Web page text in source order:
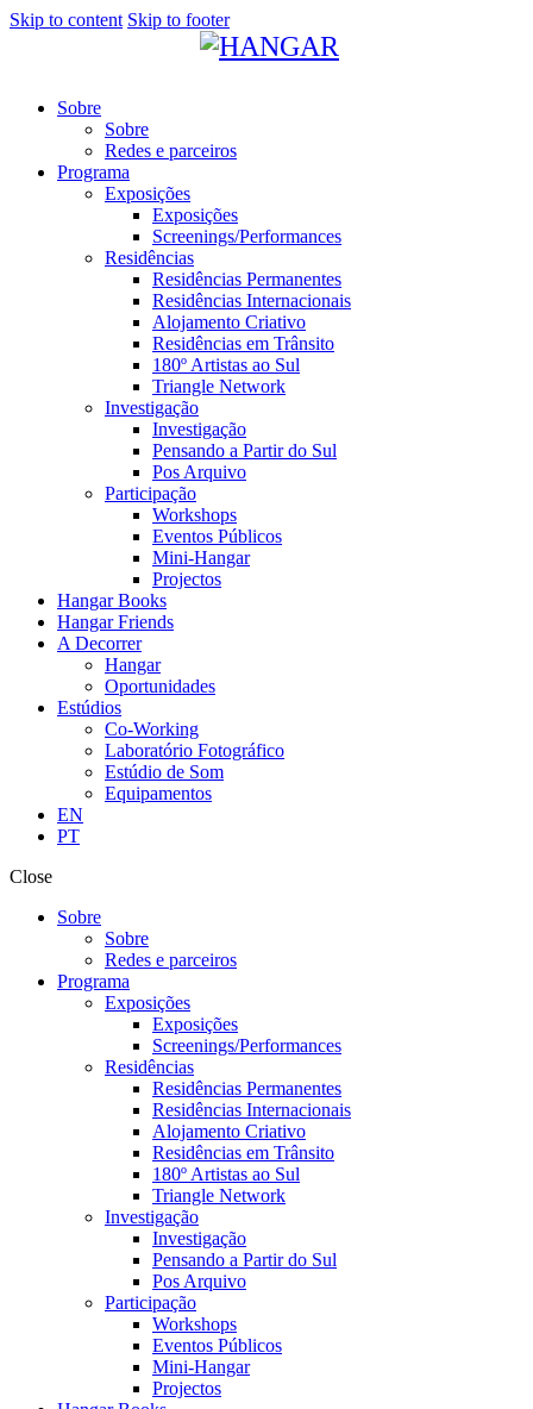
Skip to content Skip to footer
Sobre
Sobre
Redes e parceiros
Programa
Exposições
Exposições
Screenings/Performances
Residências
Residências Permanentes
Residências Internacionais
Alojamento Criativo
Residências em Trânsito
180º Artistas ao Sul
Triangle Network
Investigação
Investigação
Pensando a Partir do Sul
Pos Arquivo
Participação
Workshops
Eventos Públicos
Mini-Hangar
Projectos
Hangar Books
Hangar Friends
A Decorrer
Hangar
Oportunidades
Estúdios
Co-Working
Laboratório Fotográfico
Estúdio de Som
Equipamentos
EN
PT
Close
Sobre
Sobre
Redes e parceiros
Programa
Exposições
Exposições
Screenings/Performances
Residências
Residências Permanentes
Residências Internacionais
Alojamento Criativo
Residências em Trânsito
180º Artistas ao Sul
Triangle Network
Investigação
Investigação
Pensando a Partir do Sul
Pos Arquivo
Participação
Workshops
Eventos Públicos
Mini-Hangar
Projectos